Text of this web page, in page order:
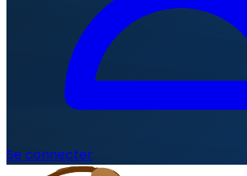
Se connecter